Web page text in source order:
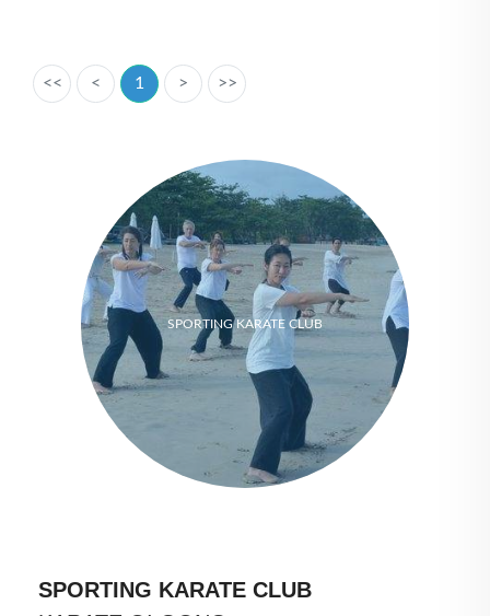
<< < 1 > >>
SPORTING KARATE CLUB
SPORTING KARATE CLUB